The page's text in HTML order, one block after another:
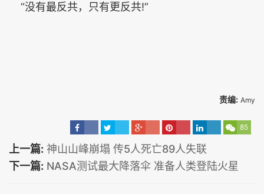
“没有最反共，只有更反共!”
责编: Amy
85
上一篇: 神山山峰崩塌 传5人死亡89人失联
下一篇: NASA测试最大降落伞 准备人类登陆火星